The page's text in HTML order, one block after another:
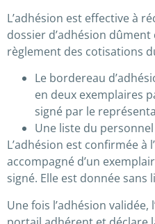
L’adhésion est effective à
dossier d’adhésion
règlement des cotisations
Le bordereau
en deux exemplaires
signé par le
Une liste du
L’adhésion est confirmée à
accompagné d’un
signé. Elle est donnée
Une fois l’adhésion validée,